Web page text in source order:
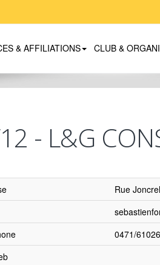
& AFFILIATIONS CLUB &
- L&G
Rue
0471/